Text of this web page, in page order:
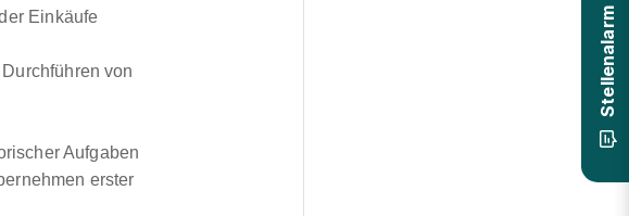
Einkäufe
von
Aufgaben
erster
Stellenalarm